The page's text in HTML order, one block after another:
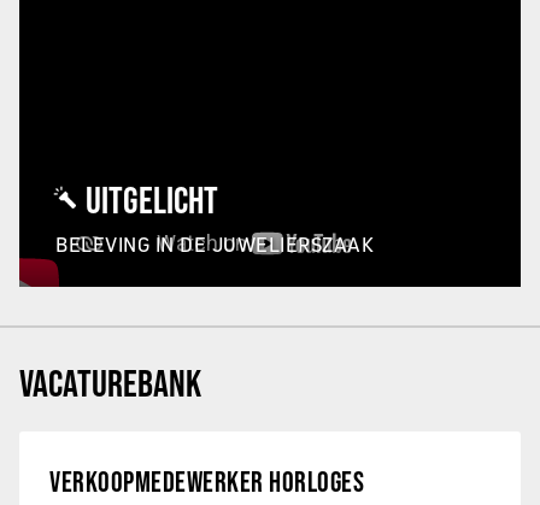
UITGELICHT
BELEVING IN DE JUWELIERSZAAK
VACATUREBANK
VERKOOPMEDEWERKER HORLOGES